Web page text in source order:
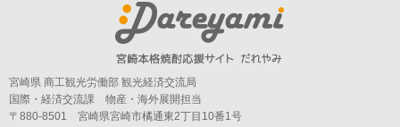
宮崎県 商工観光労働部 観光経済交流局
国際・経済交流課 物産・海外展開担当
〒880-8501 宮崎県宮崎市橘通東2丁目10番1号